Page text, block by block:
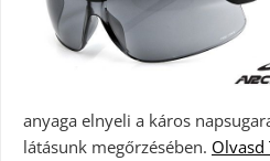
anyaga elnyeli a káros
látásunk megőrzésében. Olvasd